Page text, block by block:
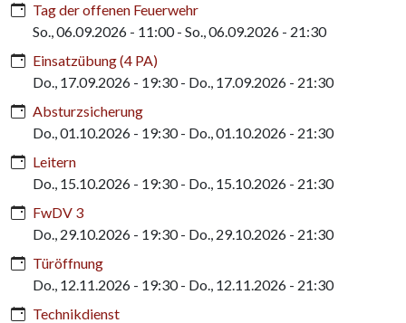
Tag der offenen Feuerwehr
So., 06.09.2026 - 11:00- So., 06.09.2026 - 21:30
Einsatzübung (4 PA)
Do., 17.09.2026 - 19:30- Do., 17.09.2026 - 21:30
Absturzsicherung
Do., 01.10.2026 - 19:30- Do., 01.10.2026 - 21:30
Leitern
Do., 15.10.2026 - 19:30- Do., 15.10.2026 - 21:30
FwDV 3
Do., 29.10.2026 - 19:30- Do., 29.10.2026 - 21:30
Türöffnung
Do., 12.11.2026 - 19:30- Do., 12.11.2026 - 21:30
Technikdienst